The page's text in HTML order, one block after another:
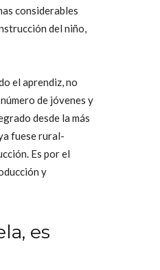
considerables
del niño,
el aprendiz, no
de jóvenes y
desde la más
fuese rural-
Es por el
y
es